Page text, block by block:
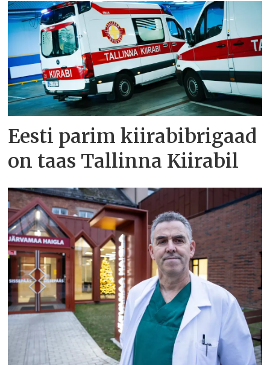
Eesti parim kiirabibrigaad
on taas Tallinna Kiirabil